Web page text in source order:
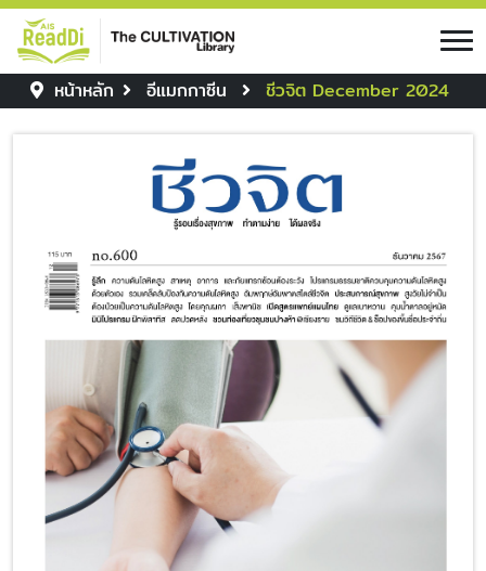
หน้าหลัก อีแมกกาซีน ชีวจิต December 2024